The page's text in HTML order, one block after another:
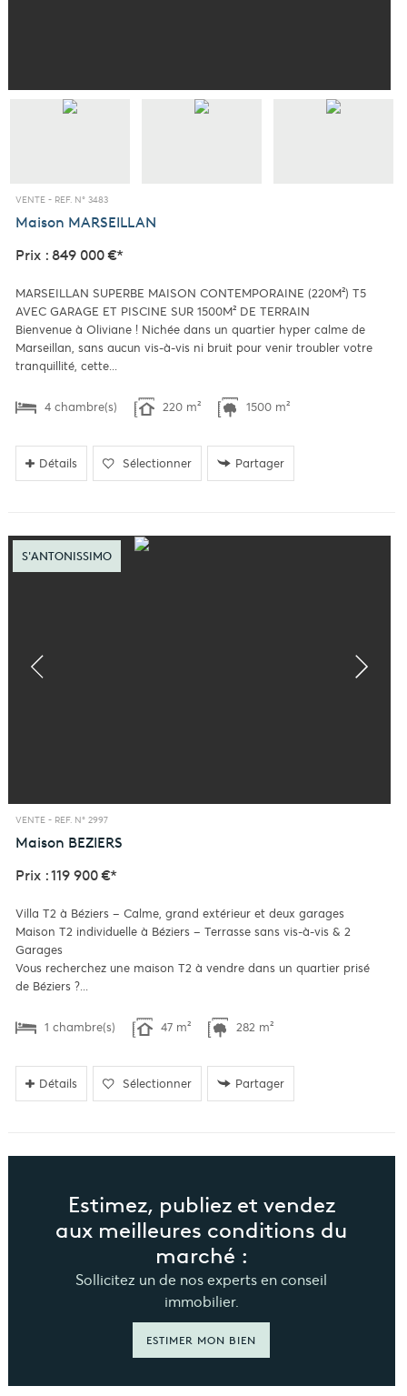
VENTE - REF. N° 3483
Maison MARSEILLAN
Prix : 849 000 €*
MARSEILLAN SUPERBE MAISON CONTEMPORAINE (220M²) T5
AVEC GARAGE ET PISCINE SUR 1500M² DE TERRAIN
Bienvenue à Oliviane ! Nichée dans un quartier hyper calme de
Marseillan, sans aucun vis-à-vis ni bruit pour venir troubler votre
tranquillité, cette...
4 chambre(s) 220 m² 1500 m²
Détails Sélectionner Partager
S'ANTONISSIMO
VENTE - REF. N° 2997
Maison BEZIERS
Prix : 119 900 €*
Villa T2 à Béziers – Calme, grand extérieur et deux garages
Maison T2 individuelle à Béziers – Terrasse sans vis-à-vis & 2
Garages
Vous recherchez une maison T2 à vendre dans un quartier prisé
de Béziers ?...
1 chambre(s) 47 m² 282 m²
Détails Sélectionner Partager
Estimez, publiez et vendez
aux meilleures conditions du
marché :
Sollicitez un de nos experts en conseil
immobilier.
ESTIMER MON BIEN